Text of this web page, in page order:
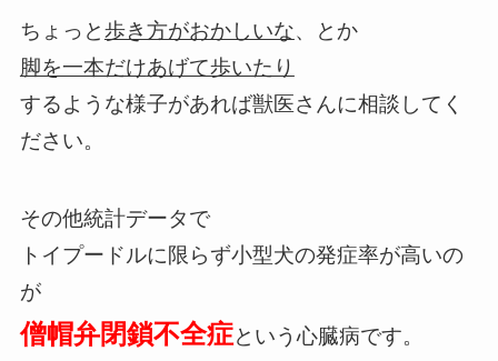
ちょっと歩き方がおかしいな、とか
脚を一本だけあげて歩いたり
するような様子があれば獣医さんに相談してく
ださい。
その他統計データで
トイプードルに限らず小型犬の発症率が高いの
が
僧帽弁閉鎖不全症という心臓病です。